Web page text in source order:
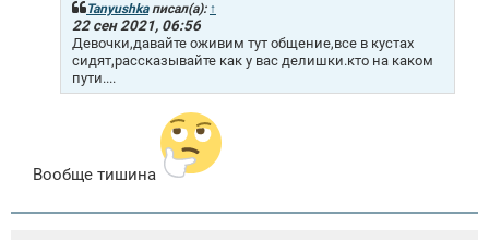
Tanyushkaписал(а): ↑
22 сен 2021, 06:56
Девочки,давайте оживим тут общение,все в кустах
сидят,рассказывайте как у вас делишки.кто на каком
пути....
Вообще тишина